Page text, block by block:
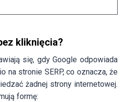
kliknięcia?
się, gdy Google odpowiada
na stronie SERP, co oznacza, że
żadnej strony internetowej.
formę: